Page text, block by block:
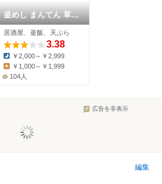
釜めし まんてん 草津
湯畑 弐番館
居酒屋、釜飯、天ぷら
3.38
Dinner:
￥2,000～￥2,999
￥1,000～￥1,999
104人
広告を非表示
編集